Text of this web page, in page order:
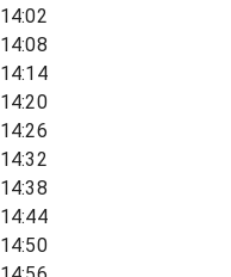
14:02
14:08
14:14
14:20
14:26
14:32
14:38
14:44
14:50